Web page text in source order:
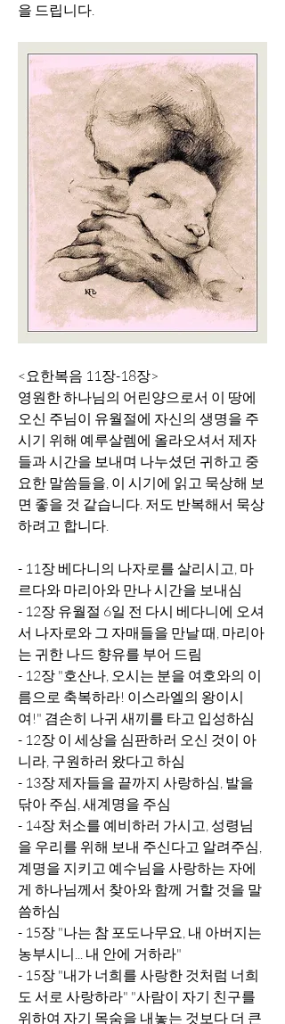
을 드립니다.
<요한복음 11장-18장>
영원한 하나님의 어린양으로서 이 땅에
오신 주님이 유월절에 자신의 생명을 주
시기 위해 예루살렘에 올라오셔서 제자
들과 시간을 보내며 나누셨던 귀하고 중
요한 말씀들을, 이 시기에 읽고 묵상해 보
면 좋을 것 같습니다. 저도 반복해서 묵상
하려고 합니다.
- 11장 베다니의 나자로를 살리시고, 마
르다와 마리아와 만나 시간을 보내심
- 12장 유월절 6일 전 다시 베다니에 오셔
서 나자로와 그 자매들을 만날 때, 마리아
는 귀한 나드 향유를 부어 드림
- 12장 "호산나, 오시는 분을 여호와의 이
름으로 축복하라! 이스라엘의 왕이시
여!" 겸손히 나귀 새끼를 타고 입성하심
- 12장 이 세상을 심판하러 오신 것이 아
니라, 구원하러 왔다고 하심
- 13장 제자들을 끝까지 사랑하심, 발을
닦아 주심, 새계명을 주심
- 14장 처소를 예비하러 가시고, 성령님
을 우리를 위해 보내 주신다고 알려주심,
계명을 지키고 예수님을 사랑하는 자에
게 하나님께서 찾아와 함께 거할 것을 말
씀하심
- 15장 "나는 참 포도나무요, 내 아버지는
농부시니... 내 안에 거하라"
- 15장 "내가 너희를 사랑한 것처럼 너희
도 서로 사랑하라" "사람이 자기 친구를
위하여 자기 목숨을 내놓는 것보다 더 큰